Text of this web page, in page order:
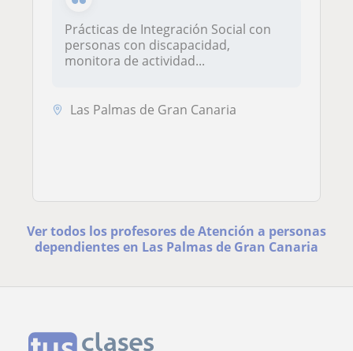
Prácticas de Integración Social con
personas con discapacidad,
monitora de actividad...
Las Palmas de Gran Canaria
Ver todos los profesores de Atención a personas
dependientes en Las Palmas de Gran Canaria